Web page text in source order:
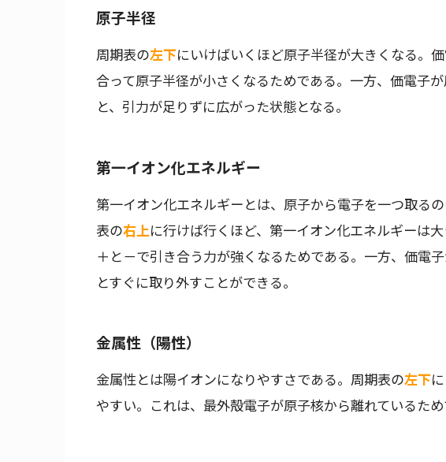
原子半径
周期表の左下にいけばいくほど原子半径が大きくなる。
合って原子半径が小さくなるためである。一方、価電子
と、引力が足りずに広がった状態となる。
第一イオン化エネルギー
第一イオン化エネルギーとは、原子から電子を一つ取る
表の右上に行けば行くほど、第一イオン化エネルギーは
＋と－で引き合う力が強くなるためである。一方、価電
とすぐに取り外すことができる。
金属性（陽性）
金属性とは陽イオンになりやすさである。周期表の左下
やすい。これは、最外殻電子が原子核から離れているため